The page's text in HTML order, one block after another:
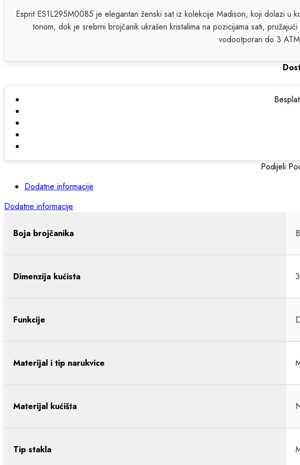
Esprit ES1L295M0085 je elegantan ženski sat iz kolekcije Madison, koji dolazi u
tonom, dok je srebrni brojčanik ukrašen kristalima na pozicijama sati,
vodootporan do 3
Podijeli:
Dodatne informacije
Dodatne informacije
Boja brojčanika
Dimenzija kućista
Funkcije
Materijal i tip narukvice
Materijal kućišta
Tip stakla